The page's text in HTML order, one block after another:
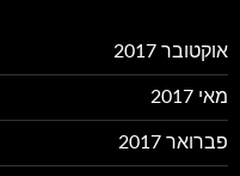
אוקטובר 2017
מאי 2017
פברואר 2017